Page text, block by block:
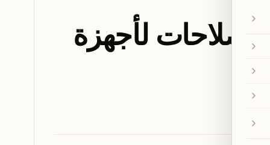
أندرويد 17 يصدر مع إصلاحات لأجهزة